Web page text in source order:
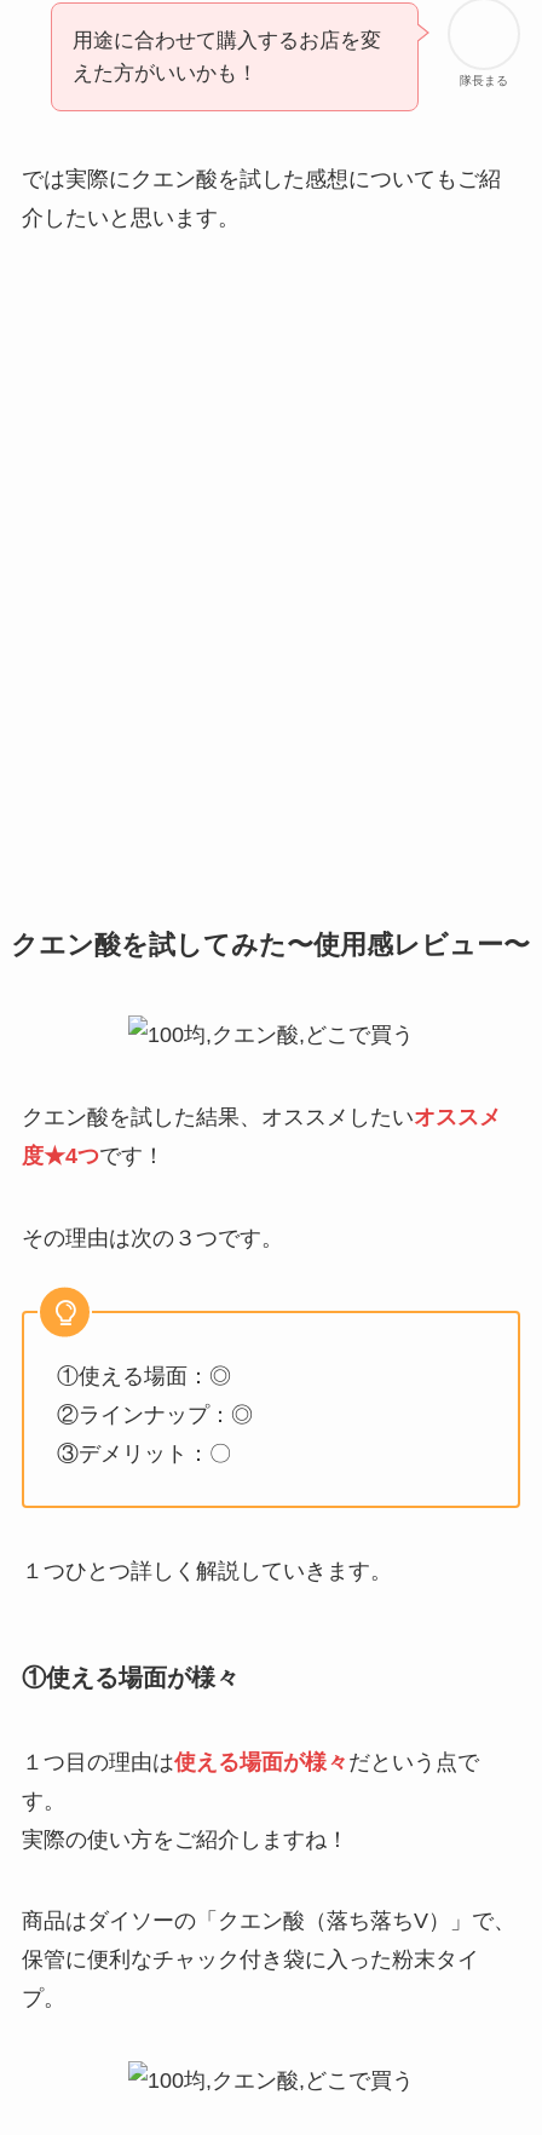
隊長まる
用途に合わせて購入するお店を変
えた方がいいかも！
では実際にクエン酸を試した感想についてもご紹
介したいと思います。
クエン酸を試してみた〜使用感レビュー〜
クエン酸を試した結果、オススメしたいオススメ
度★4つです！
その理由は次の３つです。
①使える場面：◎
②ラインナップ：◎
③デメリット：〇
１つひとつ詳しく解説していきます。
①使える場面が様々
１つ目の理由は使える場面が様々 だという点で
す。
実際の使い方をご紹介しますね！
商品はダイソーの「クエン酸（落ち落ちV）」で、
保管に便利なチャック付き袋に入った粉末タイ
プ。